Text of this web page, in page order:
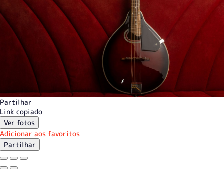
Partilhar
Link copiado
Ver fotos
Adicionar aos favoritos
Partilhar